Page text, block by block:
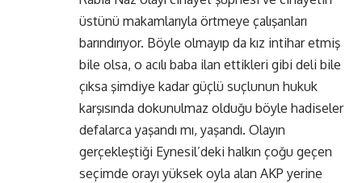
üstünü makamlarıyla örtmeye çalışanları
barındırıyor. Böyle olmayıp da kız intihar etmiş
bile olsa, o acılı baba ilan ettikleri gibi deli bile
çıksa şimdiye kadar güçlü suçlunun hukuk
karşısında dokunulmaz olduğu böyle hadiseler
defalarca yaşandı mı, yaşandı. Olayın
gerçekleştiği Eynesil’deki halkın çoğu geçen
seçimde orayı yüksek oyla alan AKP yerine